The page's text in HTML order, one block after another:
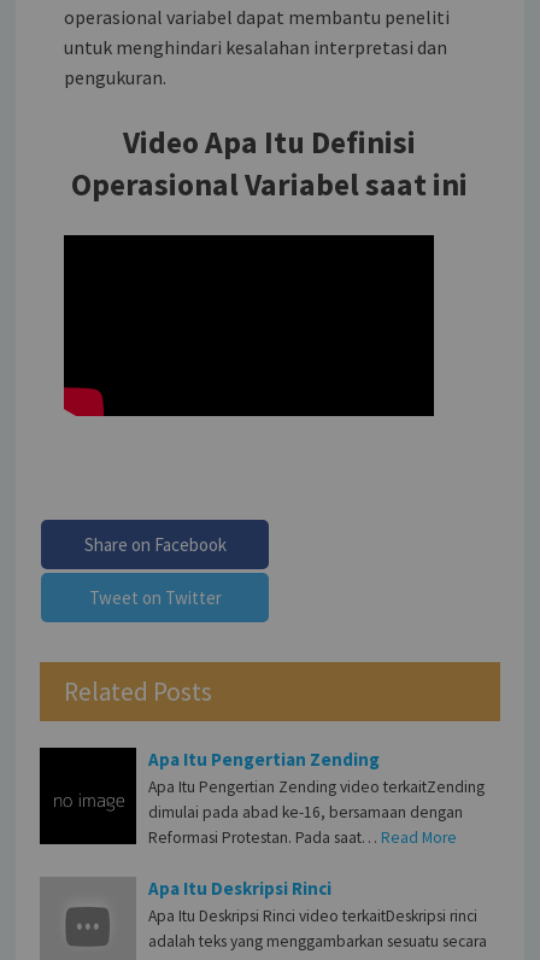
operasional variabel dapat membantu peneliti
untuk menghindari kesalahan interpretasi dan
pengukuran.
Video Apa Itu Definisi
Operasional Variabel saat ini
Share on Facebook
Tweet on Twitter
Related Posts
Apa Itu Pengertian Zending
Apa Itu Pengertian Zending video terkaitZending
dimulai pada abad ke-16, bersamaan dengan
Reformasi Protestan. Pada saat… Read More
Apa Itu Deskripsi Rinci
Apa Itu Deskripsi Rinci video terkaitDeskripsi rinci
adalah teks yang menggambarkan sesuatu secara